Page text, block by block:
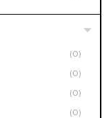
(0)
(0)
(0)
(0)